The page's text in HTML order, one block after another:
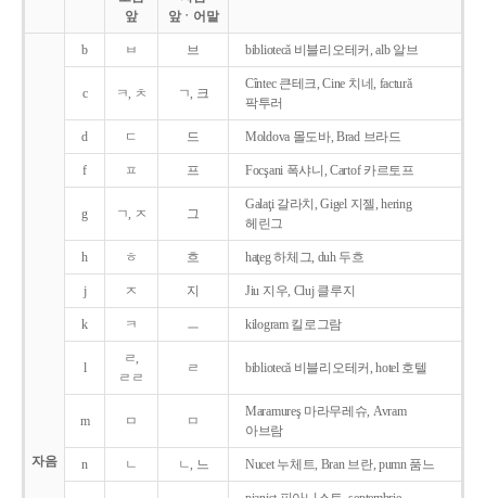
앞
앞ㆍ어말
자음
b ㅂ 브 bibliotecǎ 비블리오테커, alb 알브
c ㅋ, ㅊ ㄱ, 크
Cîntec 큰테크, Cine 치네, facturǎ
팍투러
d ㄷ 드 Moldova 몰도바, Brad 브라드
f ㅍ 프 Focşani 폭샤니, Cartof 카르토프
g ㄱ, ㅈ 그
Galaţi 갈라치, Gigel 지젤, hering
헤린그
h ㅎ 흐 haţeg 하체그, duh 두흐
j ㅈ 지 Jiu 지우, Cluj 클루지
k ㅋ ㅡ kilogram 킬로그람
l
ㄹ,
ㄹㄹ
ㄹ bibliotecǎ 비블리오테커, hotel 호텔
m ㅁ ㅁ
Maramureş 마라무레슈, Avram
아브람
n ㄴ ㄴ, 느 Nucet 누체트, Bran 브란, pumn 품느